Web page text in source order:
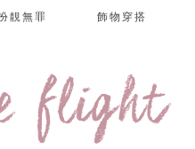
靚無罪 飾物穿搭
flight